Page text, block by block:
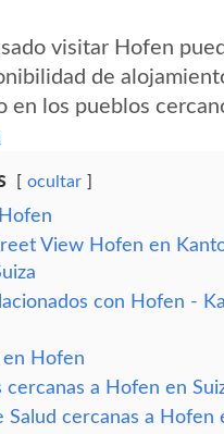
visitar Hofen
de
en los pueblos
ocultar
View Hofen en
con Hofen -
Hofen
cercanas a Hofen en
Salud cercanas a Hofen